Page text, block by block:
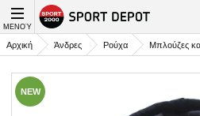
ΜΕΝΟΎ
Αρχική Άνδρες Ρούχα Μπλούζες
NEW